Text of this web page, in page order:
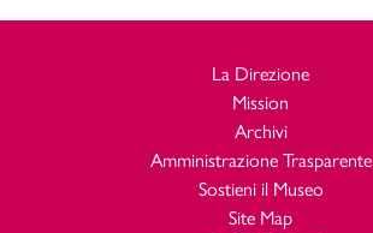
La Direzione
Mission
Archivi
Amministrazione Trasparente
Sostieni il Museo
Site Map